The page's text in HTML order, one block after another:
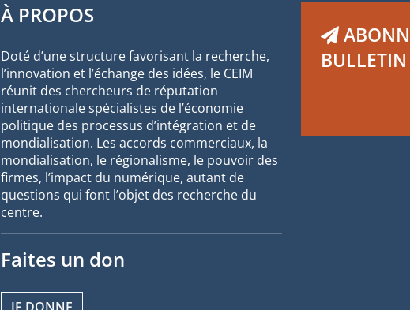
À PROPOS
Doté d’une structure favorisant la recherche,
l’innovation et l’échange des idées, le CEIM
réunit des chercheurs de réputation
internationale spécialistes de l’économie
politique des processus d’intégration et de
mondialisation. Les accords commerciaux, la
mondialisation, le régionalisme, le pouvoir des
firmes, l’impact du numérique, autant de
questions qui font l’objet des recherche du
centre.
Faites un don